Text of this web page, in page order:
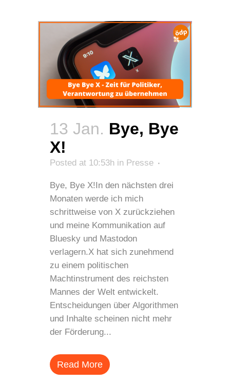
13 Jan. Bye, Bye
X!
Posted at 10:53h in Presse
Bye, Bye X!In den nächsten drei
Monaten werde ich mich
schrittweise von X zurückziehen
und meine Kommunikation auf
Bluesky und Mastodon
verlagern.X hat sich zunehmend
zu einem politischen
Machtinstrument des reichsten
Mannes der Welt entwickelt.
Entscheidungen über Algorithmen
und Inhalte scheinen nicht mehr
der Förderung...
Read More